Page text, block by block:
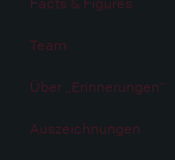
Team
Über „Erinnerungen“
Auszeichnungen